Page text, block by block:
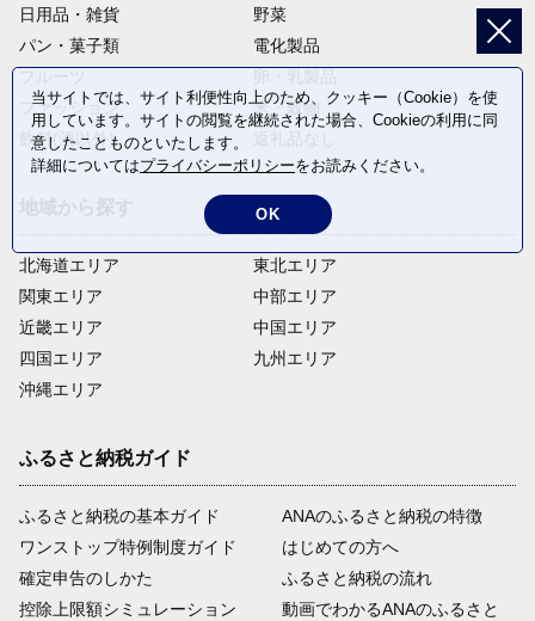
日用品・雑貨
野菜
パン・菓子類
電化製品
ファッション
米・穀物
飲料(酒以外)
北海道エリア
関東エリア
近畿エリア
四国エリア
沖縄エリア
東北エリア
中部エリア
中国エリア
九州エリア
ふるさと納税ガイド
ふるさと納税の基本ガイド
ワンストップ特例制度ガイド
確定申告のしかた
控除上限額シミュレーション
ANAのふるさと納税の特徴
はじめての方へ
ふるさと納税の流れ
動画でわかるANAのふるさと
当サイトでは、サイト利便性向上のため、クッキー（Cookie）を使
用しています。サイトの閲覧を継続された場合、Cookieの利用に同
意したことものといたします。
詳細についてはプライバシーポリシーをお読みください。
OK